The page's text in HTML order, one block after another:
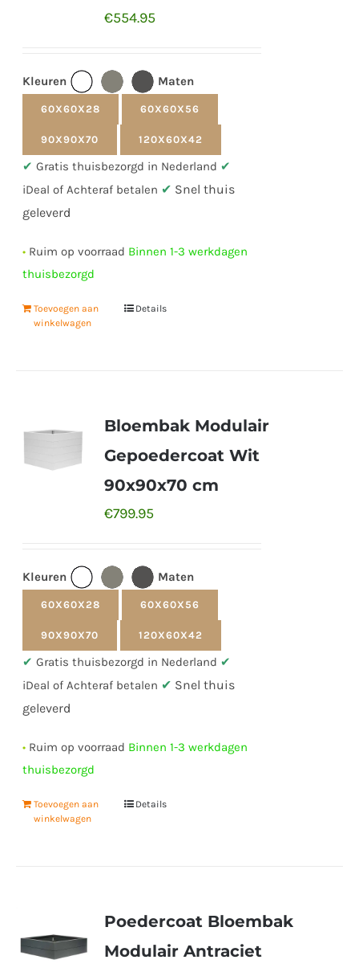
€554.95
Kleuren Maten
60X60X28 60X60X56
90X90X70 120X60X42
✔ Gratis thuisbezorgd in Nederland ✔
iDeal of Achteraf betalen ✔ Snel thuis
geleverd
• Ruim op voorraad Binnen 1-3 werkdagen
thuisbezorgd
Toevoegen aan
winkelwagen
Details
Bloembak Modulair
Gepoedercoat Wit
90x90x70 cm
€799.95
Kleuren Maten
60X60X28 60X60X56
90X90X70 120X60X42
✔ Gratis thuisbezorgd in Nederland ✔
iDeal of Achteraf betalen ✔ Snel thuis
geleverd
• Ruim op voorraad Binnen 1-3 werkdagen
thuisbezorgd
Toevoegen aan
winkelwagen
Details
Poedercoat Bloembak
Modulair Antraciet